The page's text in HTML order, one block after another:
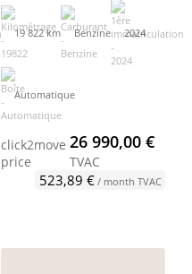
19 822 km Benzine 2024
Automatique
click2move
price
26 990,00 €
TVAC
523,89 €/ month TVAC